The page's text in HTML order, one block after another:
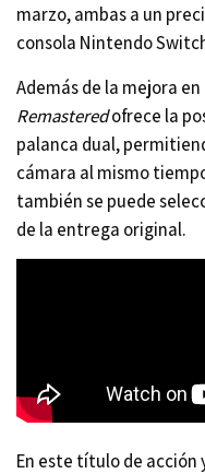
marzo, ambas a un
consola Nintendo
Además de la mejora
Remasteredofrece la
palanca dual,
cámara al mismo
también se puede
de la entrega original.
En este título de acción